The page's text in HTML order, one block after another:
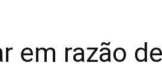
em razão de